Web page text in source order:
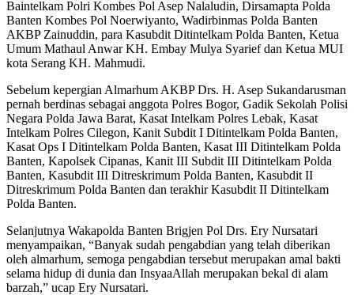
Baintelkam Polri Kombes Pol Asep Nalaludin, Dirsamapta Polda
Banten Kombes Pol Noerwiyanto, Wadirbinmas Polda Banten
AKBP Zainuddin, para Kasubdit Ditintelkam Polda Banten, Ketua
Umum Mathaul Anwar KH. Embay Mulya Syarief dan Ketua MUI
kota Serang KH. Mahmudi.
Sebelum kepergian Almarhum AKBP Drs. H. Asep Sukandarusman
pernah berdinas sebagai anggota Polres Bogor, Gadik Sekolah Polisi
Negara Polda Jawa Barat, Kasat Intelkam Polres Lebak, Kasat
Intelkam Polres Cilegon, Kanit Subdit I Ditintelkam Polda Banten,
Kasat Ops I Ditintelkam Polda Banten, Kasat III Ditintelkam Polda
Banten, Kapolsek Cipanas, Kanit III Subdit III Ditintelkam Polda
Banten, Kasubdit III Ditreskrimum Polda Banten, Kasubdit II
Ditreskrimum Polda Banten dan terakhir Kasubdit II Ditintelkam
Polda Banten.
Selanjutnya Wakapolda Banten Brigjen Pol Drs. Ery Nursatari
menyampaikan, “Banyak sudah pengabdian yang telah diberikan
oleh almarhum, semoga pengabdian tersebut merupakan amal bakti
selama hidup di dunia dan InsyaaAllah merupakan bekal di alam
barzah,” ucap Ery Nursatari.